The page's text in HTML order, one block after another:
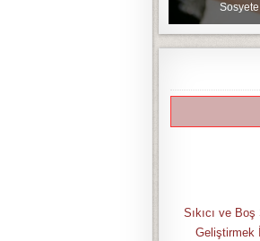
Sıkıcı ve
Geliştirmek